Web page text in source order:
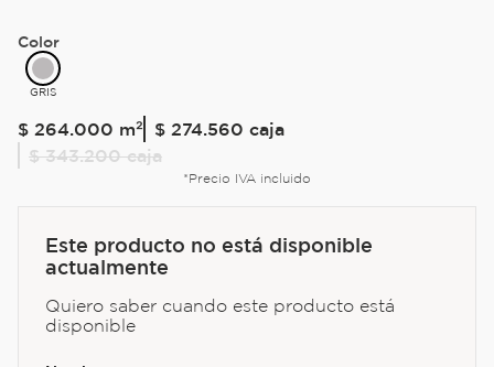
Color
GRIS
$ 264.000 m² $ 274.560 caja
$ 343.200caja
*Precio IVA incluido
Este producto no está disponible
actualmente
Quiero saber cuando este producto está
disponible